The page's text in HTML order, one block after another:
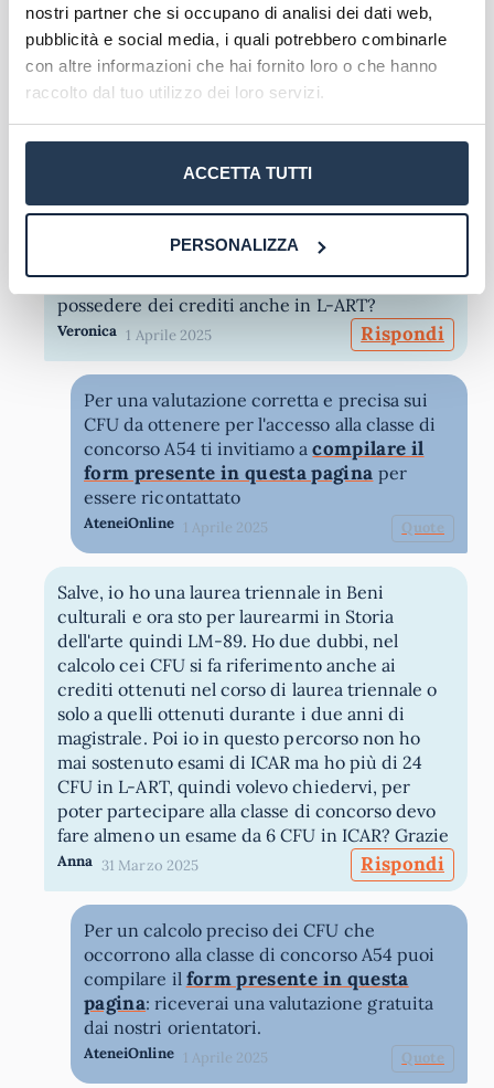
nostri partner che si occupano di analisi dei dati web,
pubblicità e social media, i quali potrebbero combinarle
con altre informazioni che hai fornito loro o che hanno
raccolto dal tuo utilizzo dei loro servizi.
ACCETTA TUTTI
PERSONALIZZA
Per un calcolo preciso dei CFU necessari
per l'accesso alla A54 in base al titolo di
studio conseguito puoi contattare i nostri
orientatori: compila il form in questa
AteneiOnline 28 Aprile 2025 Quote
Buongiorno, per insegnare Storia dell'arte,
possono appartenere tutti al settore
disciplinare "ICAR/13 o 18 o 19" o bisogna
possedere dei crediti anche in L-ART?
Veronica 1 Aprile 2025 Rispondi
Per una valutazione corretta e precisa sui
CFU da ottenere per l'accesso alla classe di
concorso A54 ti invitiamo acompilare il
form presente in questa pagina per
essere ricontattato
AteneiOnline 1 Aprile 2025 Quote
Salve, io ho una laurea triennale in Beni
culturali e ora sto per laurearmi in Storia
dell'arte quindi LM-89. Ho due dubbi, nel
calcolo cei CFU si fa riferimento anche ai
crediti ottenuti nel corso di laurea triennale o
solo a quelli ottenuti durante i due anni di
magistrale. Poi io in questo percorso non ho
mai sostenuto esami di ICAR ma ho più di 24
CFU in L-ART, quindi volevo chiedervi, per
poter partecipare alla classe di concorso devo
fare almeno un esame da 6 CFU in ICAR? Grazie
Anna 31 Marzo 2025 Rispondi
Per un calcolo preciso dei CFU che
occorrono alla classe di concorso A54 puoi
compilare il form presente in questa
pagina: riceverai una valutazione gratuita
dai nostri orientatori.
AteneiOnline 1 Aprile 2025 Quote